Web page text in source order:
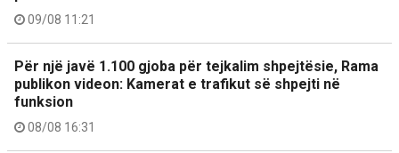
09/08 11:21
Për një javë 1.100 gjoba për tejkalim shpejtësie, Rama
publikon videon: Kamerat e trafikut së shpejti në
funksion
08/08 16:31